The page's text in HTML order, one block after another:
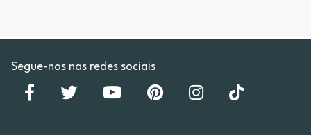
Segue-nos nas redes sociais